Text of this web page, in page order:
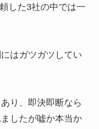
した3社の中では一
はガツガツしてい
り、即決即断なら
したが嘘か本当か